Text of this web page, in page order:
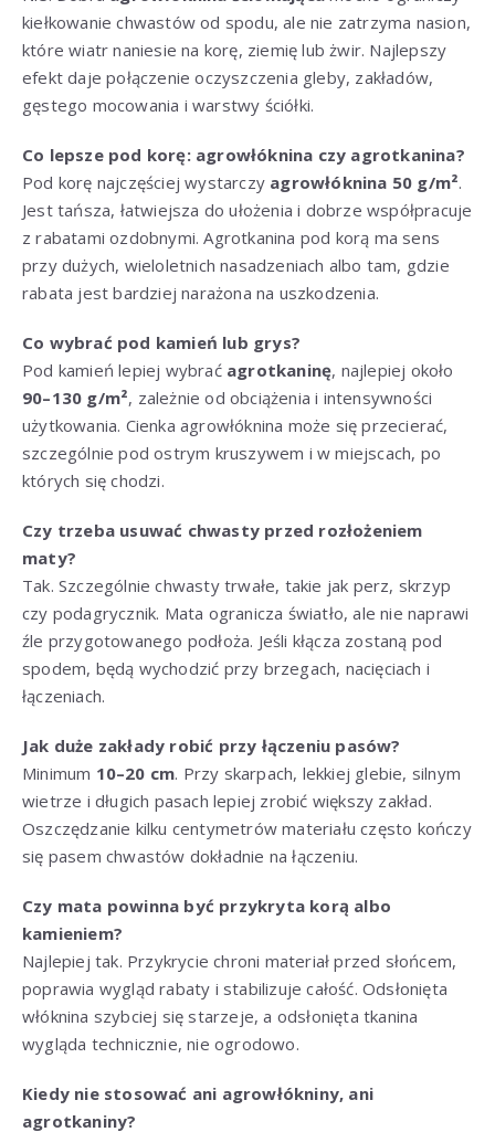
kiełkowanie chwastów od spodu, ale nie zatrzyma nasion,
które wiatr naniesie na korę, ziemię lub żwir. Najlepszy
efekt daje połączenie oczyszczenia gleby, zakładów,
gęstego mocowania i warstwy ściółki.
Co lepsze pod korę: agrowłóknina czy agrotkanina?
Pod korę najczęściej wystarczy agrowłóknina 50 g/m².
Jest tańsza, łatwiejsza do ułożenia i dobrze współpracuje
z rabatami ozdobnymi. Agrotkanina pod korą ma sens
przy dużych, wieloletnich nasadzeniach albo tam, gdzie
rabata jest bardziej narażona na uszkodzenia.
Co wybrać pod kamień lub grys?
Pod kamień lepiej wybrać agrotkaninę, najlepiej około
90–130 g/m², zależnie od obciążenia i intensywności
użytkowania. Cienka agrowłóknina może się przecierać,
szczególnie pod ostrym kruszywem i w miejscach, po
których się chodzi.
Czy trzeba usuwać chwasty przed rozłożeniem
maty?
Tak. Szczególnie chwasty trwałe, takie jak perz, skrzyp
czy podagrycznik. Mata ogranicza światło, ale nie naprawi
źle przygotowanego podłoża. Jeśli kłącza zostaną pod
spodem, będą wychodzić przy brzegach, nacięciach i
łączeniach.
Jak duże zakłady robić przy łączeniu pasów?
Minimum 10–20 cm. Przy skarpach, lekkiej glebie, silnym
wietrze i długich pasach lepiej zrobić większy zakład.
Oszczędzanie kilku centymetrów materiału często kończy
się pasem chwastów dokładnie na łączeniu.
Czy mata powinna być przykryta korą albo
kamieniem?
Najlepiej tak. Przykrycie chroni materiał przed słońcem,
poprawia wygląd rabaty i stabilizuje całość. Odsłonięta
włóknina szybciej się starzeje, a odsłonięta tkanina
wygląda technicznie, nie ogrodowo.
Kiedy nie stosować ani agrowłókniny, ani
agrotkaniny?